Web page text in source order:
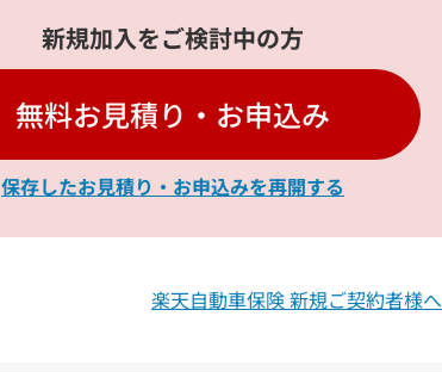
新規加入をご検討中の方
無料お見積り・お申込み
保存したお見積り・お申込みを再開する
楽天自動車保険 新規ご契約者様へ